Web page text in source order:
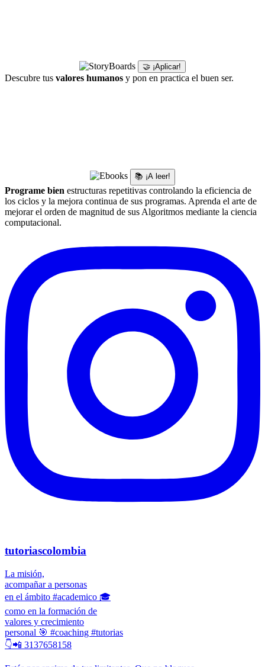
🤝 ¡Aplicar!
Descubre tus valores humanos y pon en practica el buen ser.
📚 ¡A leer!
Programe bien estructuras repetitivas controlando la eficiencia de
los ciclos y la mejora continua de sus programas. Aprenda el arte de
mejorar el orden de magnitud de sus Algoritmos mediante la ciencia
computacional.
tutoriascolombia
La misión,
acompañar a personas
en el ámbito #academico 🎓
como en la formación de
valores y crecimiento
personal 🎯 #coaching #tutorias
👇📲 3137658158